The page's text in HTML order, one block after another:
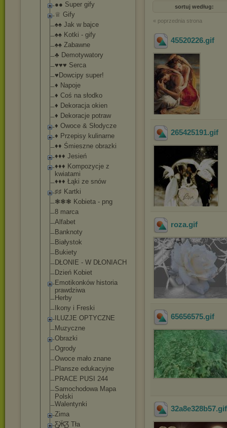
●● Super gify
♕ Gify
♠♠ Jak w bajce
♠♠ Kotki - gify
♠♠ Zabawne
♣ Demotywatory
♥♥♥ Serca
♥Dowcipy super!
♦ Napoje
♦ Coś na słodko
♦ Dekoracja okien
♦ Dekoracje potraw
♦ Owoce & Słodycze
♦ Przepisy kulinarne
♦♦ Śmieszne obrazki
♦♦♦ Jesień
♦♦♦ Kompozycje z
kwiatami
♦♦♦ Łąki ze snów
♯♯ Kartki
❃❃❃ Kobieta - png
8 marca
Alfabet
Banknoty
Białystok
Bukiety
DŁONIE - W DŁONIACH
Dzień Kobiet
Emotikonków historia
prawdziwa
Herby
Ikony i Freski
ILUZJE OPTYCZNE
Muzyczne
Obrazki
Ogrody
Owoce mało znane
Plansze edukacyjne
PRACE PUSI 244
Samochodowa Mapa
Polski
Walentynki
Zima
Ƹ̵̡Ӝ̵̨̄Ʒ Tła
sortuj według:
« poprzednia strona
45520226.gif
265425191.gif
roza.gif
65656575.gif
32a8e328b57